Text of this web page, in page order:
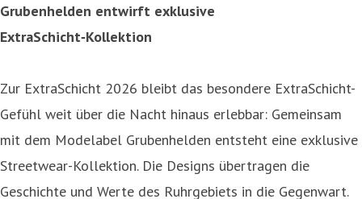
Grubenhelden entwirft exklusive
ExtraSchicht‑Kollektion
Zur ExtraSchicht 2026 bleibt das besondere ExtraSchicht-
Gefühl weit über die Nacht hinaus erlebbar: Gemeinsam
mit dem Modelabel Grubenhelden entsteht eine exklusive
Streetwear-Kollektion. Die Designs übertragen die
Geschichte und Werte des Ruhrgebiets in die Gegenwart.